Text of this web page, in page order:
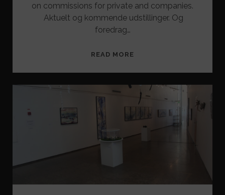
on commissions for private and companies.
Aktuelt og kommende udstillinger. Og
foredrag…
READ MORE
EXHIBITION